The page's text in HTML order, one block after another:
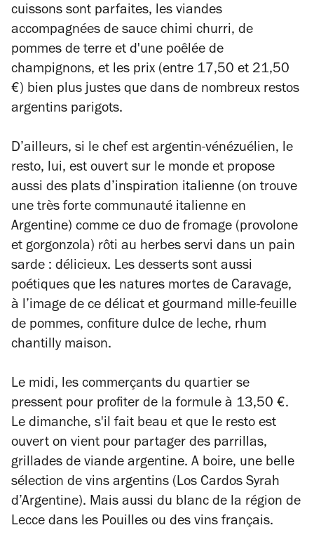
cuissons sont parfaites, les viandes
accompagnées de sauce chimi churri, de
pommes de terre et d'une poêlée de
champignons, et les prix (entre 17,50 et 21,50
€) bien plus justes que dans de nombreux restos
argentins parigots.
D’ailleurs, si le chef est argentin-vénézuélien, le
resto, lui, est ouvert sur le monde et propose
aussi des plats d’inspiration italienne (on trouve
une très forte communauté italienne en
Argentine) comme ce duo de fromage (provolone
et gorgonzola) rôti au herbes servi dans un pain
sarde : délicieux. Les desserts sont aussi
poétiques que les natures mortes de Caravage,
à l’image de ce délicat et gourmand mille-feuille
de pommes, confiture dulce de leche, rhum
chantilly maison.
Le midi, les commerçants du quartier se
pressent pour profiter de la formule à 13,50 €.
Le dimanche, s'il fait beau et que le resto est
ouvert on vient pour partager des parrillas,
grillades de viande argentine. A boire, une belle
sélection de vins argentins (Los Cardos Syrah
d’Argentine). Mais aussi du blanc de la région de
Lecce dans les Pouilles ou des vins français.